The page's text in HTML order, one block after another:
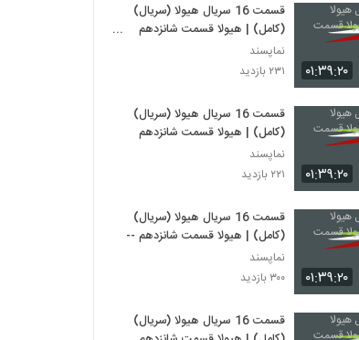
۰۱:۳۹:۲۰
قسمت 16 سریال هیولا (سریال)
(کامل) | هیولا قسمت شانزدهم
.-.....
نماپسند
۲۳۱ بازدید
۰۱:۳۹:۲۰
قسمت 16 سریال هیولا (سریال)
(کامل) | هیولا قسمت شانزدهم
نماپسند
۲۲۱ بازدید
۰۱:۳۹:۲۰
قسمت 16 سریال هیولا (سریال)
(کامل) | هیولا قسمت شانزدهم --
نماپسند
۳۰۰ بازدید
قسمت 16 سریال هیولا (سریال)